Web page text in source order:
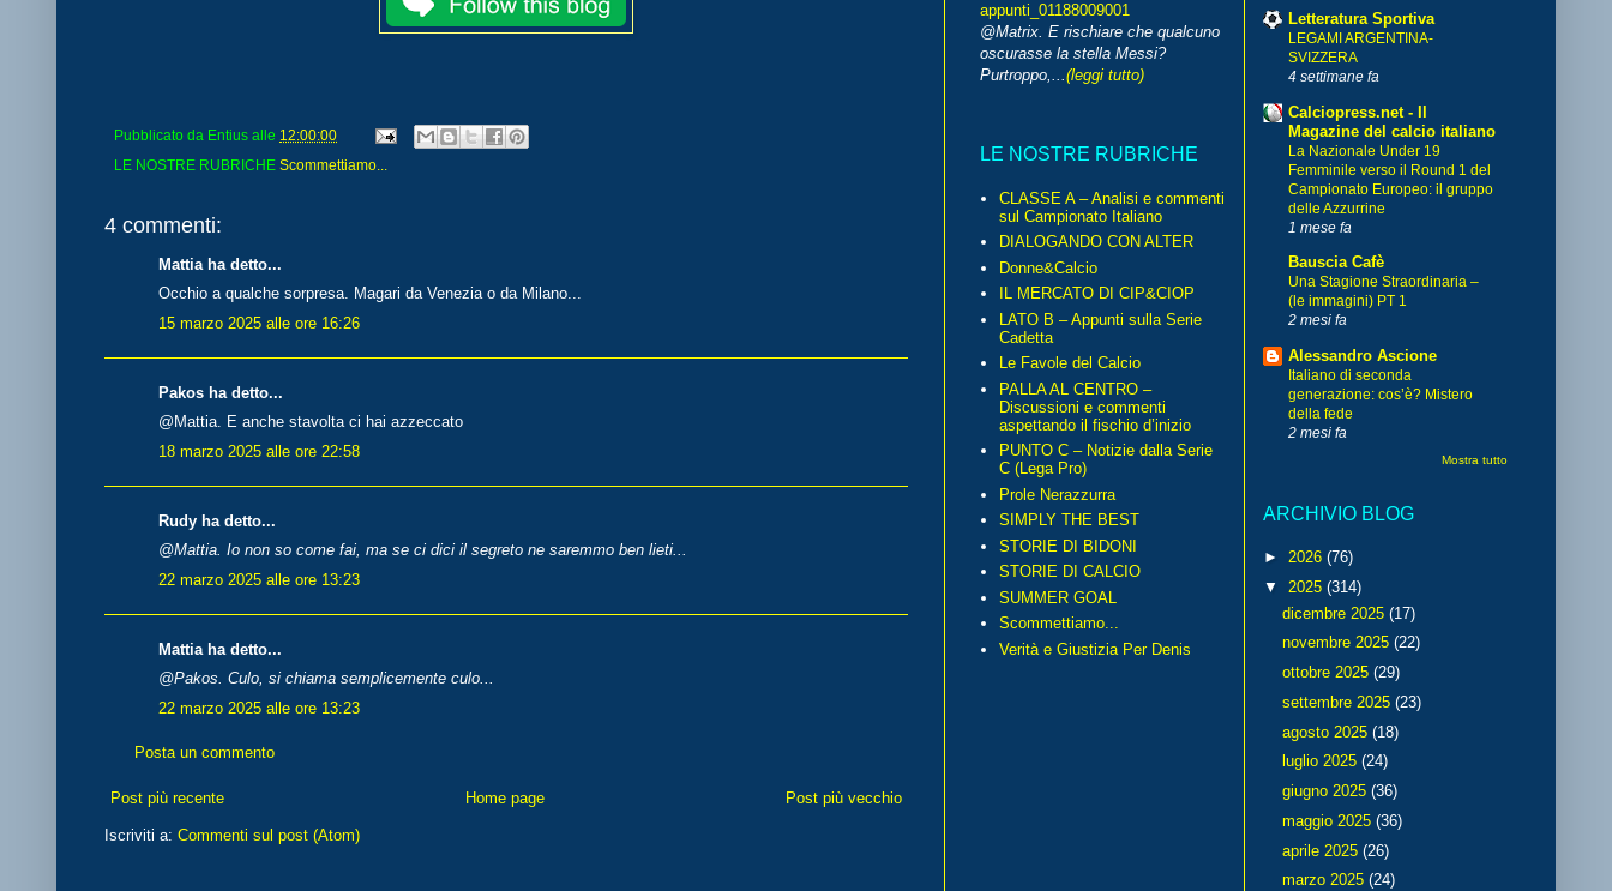
Pubblicato da Entius alle 12:00:00
LE NOSTRE RUBRICHE Scommettiamo...
4 commenti:
Mattia ha detto...
Occhio a qualche sorpresa. Magari da Venezia o da Milano...
15 marzo 2025 alle ore 16:26
Pakos ha detto...
@Mattia. E anche stavolta ci hai azzeccato
18 marzo 2025 alle ore 22:58
Rudy ha detto...
@Mattia. Io non so come fai, ma se ci dici il segreto ne saremmo ben lieti...
22 marzo 2025 alle ore 13:23
Mattia ha detto...
@Pakos. Culo, si chiama semplicemente culo...
22 marzo 2025 alle ore 13:23
Posta un commento
Post più recente Post più vecchio
Home page
Iscriviti a: Commenti sul post (Atom)
appunti_01188009001
@Matrix. E rischiare che qualcuno
oscurasse la stella Messi?
Purtroppo,...(leggi tutto)
LE NOSTRE RUBRICHE
CLASSE A – Analisi e commenti
sul Campionato Italiano
DIALOGANDO CON ALTER
Donne&Calcio
IL MERCATO DI CIP&CIOP
LATO B – Appunti sulla Serie
Cadetta
Le Favole del Calcio
PALLA AL CENTRO –
Discussioni e commenti
aspettando il fischio d’inizio
PUNTO C – Notizie dalla Serie
C (Lega Pro)
Prole Nerazzurra
SIMPLY THE BEST
STORIE DI BIDONI
STORIE DI CALCIO
SUMMER GOAL
Scommettiamo...
Verità e Giustizia Per Denis
Letteratura Sportiva
LEGAMI ARGENTINA-
SVIZZERA
4 settimane fa
Calciopress.net - Il
Magazine del calcio italiano
La Nazionale Under 19
Femminile verso il Round 1 del
Campionato Europeo: il gruppo
delle Azzurrine
1 mese fa
Bauscia Cafè
Una Stagione Straordinaria –
(le immagini) PT 1
2 mesi fa
Alessandro Ascione
Italiano di seconda
generazione: cos’è? Mistero
della fede
2 mesi fa
Mostra tutto
ARCHIVIO BLOG
► 2026 (76)
▼ 2025 (314)
dicembre 2025 (17)
novembre 2025 (22)
ottobre 2025 (29)
settembre 2025 (23)
agosto 2025 (18)
luglio 2025 (24)
giugno 2025 (36)
maggio 2025 (36)
aprile 2025 (26)
marzo 2025 (24)